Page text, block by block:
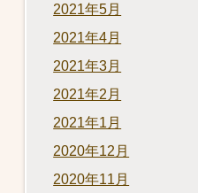
2021年5月
2021年4月
2021年3月
2021年2月
2021年1月
2020年12月
2020年11月